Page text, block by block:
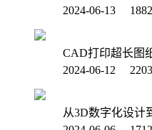
2024-06-13
CAD打印超长图
2024-06-12
从3D数字化设计